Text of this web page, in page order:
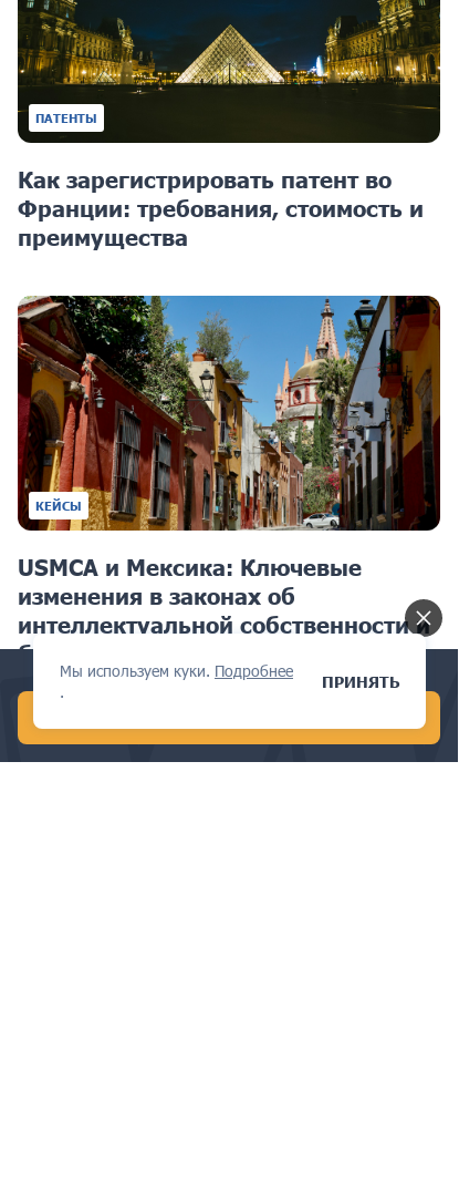
Мы используем куки. Подробнее
.
ПРИНЯТЬ
ПАТЕНТЫ
Как зарегистрировать патент во
Франции: требования, стоимость и
преимущества
КЕЙСЫ
USMCA и Мексика: Ключевые
изменения в законах об
интеллектуальной собственности и
бизнес-импликации
Conduct a global AI search in 1 min!